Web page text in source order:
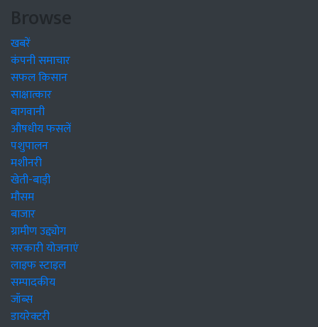
Browse
खबरें
कंपनी समाचार
सफल किसान
साक्षात्कार
बागवानी
औषधीय फसलें
पशुपालन
मशीनरी
खेती-बाड़ी
मौसम
बाजार
ग्रामीण उद्द्योग
सरकारी योजनाएं
लाइफ स्टाइल
सम्पादकीय
जॉब्स
डायरेक्टरी